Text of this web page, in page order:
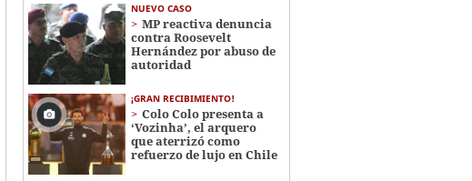
NUEVO CASO
MP reactiva denuncia
contra Roosevelt
Hernández por abuso de
autoridad
¡GRAN RECIBIMIENTO!
Colo Colo presenta a
‘Vozinha’, el arquero
que aterrizó como
refuerzo de lujo en Chile